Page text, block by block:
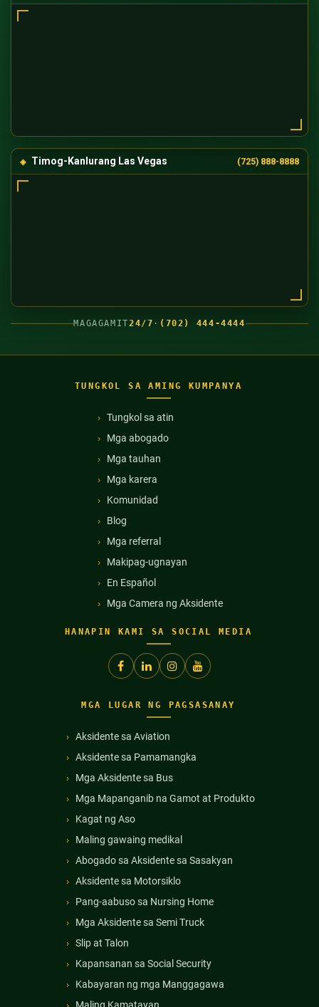
Timog-Kanlurang Las Vegas (725) 888-8888
MAGAGAMIT24/7 · (702) 444-4444
TUNGKOL SA AMING KUMPANYA
Tungkol sa atin
Mga abogado
Mga tauhan
Mga karera
Komunidad
Blog
Mga referral
Makipag-ugnayan
En Español
Mga Camera ng Aksidente
HANAPIN KAMI SA SOCIAL MEDIA
MGA LUGAR NG PAGSASANAY
Aksidente sa Aviation
Aksidente sa Pamamangka
Mga Aksidente sa Bus
Mga Mapanganib na Gamot at Produkto
Kagat ng Aso
Maling gawaing medikal
Abogado sa Aksidente sa Sasakyan
Aksidente sa Motorsiklo
Pang-aabuso sa Nursing Home
Mga Aksidente sa Semi Truck
Slip at Talon
Kapansanan sa Social Security
Kabayaran ng mga Manggagawa
Maling Kamatayan